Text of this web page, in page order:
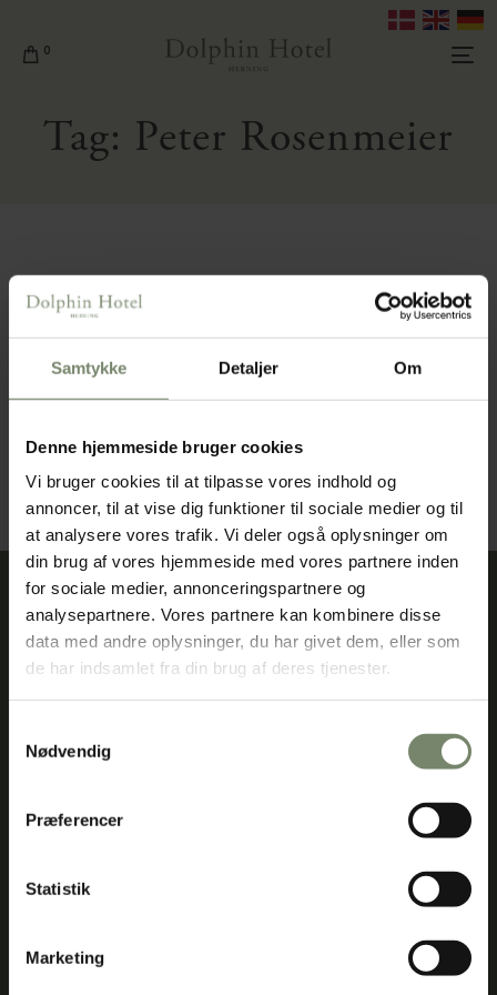
Samtykke Detaljer Om
Denne hjemmeside bruger cookies
Vi bruger cookies til at tilpasse vores indhold og
annoncer, til at vise dig funktioner til sociale medier og til
at analysere vores trafik. Vi deler også oplysninger om
din brug af vores hjemmeside med vores partnere inden
for sociale medier, annonceringspartnere og
analysepartnere. Vores partnere kan kombinere disse
data med andre oplysninger, du har givet dem, eller som
de har indsamlet fra din brug af deres tjenester.
Nødvendig
Præferencer
Statistik
Marketing
0
Tag: Peter Rosenmeier
Gavekort
Med et gavekort til Dolphin Familien åbner du
døren til magiske øjeblikke – fra stemningsfulde
koncerter og inspirerende foredrag til forkælende
hotelophold, unikke oplevelser og gastronomi i
særklasse.
Køb gavekort
7400 Herning
Man-tors 09:00 –
Mail:info@dolphinherning.dk
Om
Find Vej